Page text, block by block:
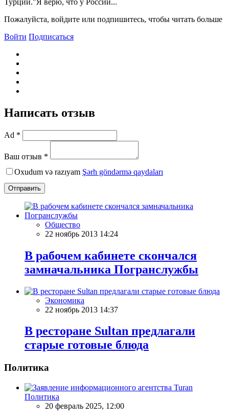
Турции."Я верю, что у России...
Пожалуйста, войдите или подпишитесь, чтобы читать больше
Войти Подписаться
Написать отзыв
Ad *
Ваш отзыв *
Oxudum və razıyam Şərh göndərmə qaydaları
Отправить
Общество
22 ноябрь 2013 14:24
В рабочем кабинете скончался
замначальника Погранслужбы
Экономика
22 ноябрь 2013 14:37
В ресторане Sultan предлагали
старые готовые блюда
Политика
Политика
20 февраль 2025, 12:00